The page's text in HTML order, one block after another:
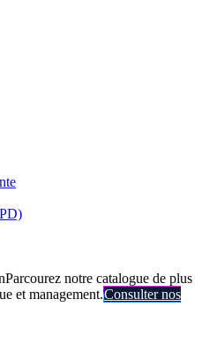
Parcourez notre catalogue de plus
et management.Consulter nos